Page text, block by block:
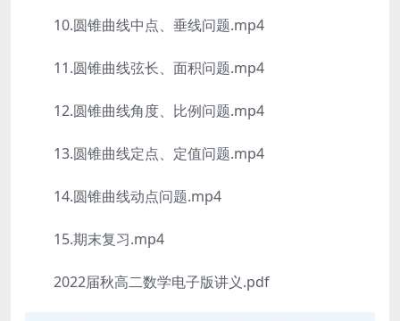
10.圆锥曲线中点、垂线问题.mp4
11.圆锥曲线弦长、面积问题.mp4
12.圆锥曲线角度、比例问题.mp4
13.圆锥曲线定点、定值问题.mp4
14.圆锥曲线动点问题.mp4
15.期末复习.mp4
2022届秋高二数学电子版讲义.pdf